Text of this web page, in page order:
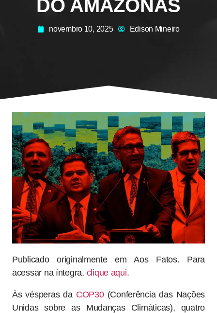
DO AMAZONAS
novembro 10, 2025 Edison Mineiro
Publicado originalmente em Aos Fatos. Para
acessar na íntegra, clique aqui.
Às vésperas da COP30(Conferência das Nações
Unidas sobre as Mudanças Climáticas), quatro